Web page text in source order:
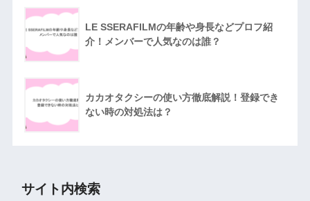
LE SSERAFILMの年齢や身長などプロフ紹
介！メンバーで人気なのは誰？
カカオタクシーの使い方徹底解説！登録でき
ない時の対処法は？
サイト内検索